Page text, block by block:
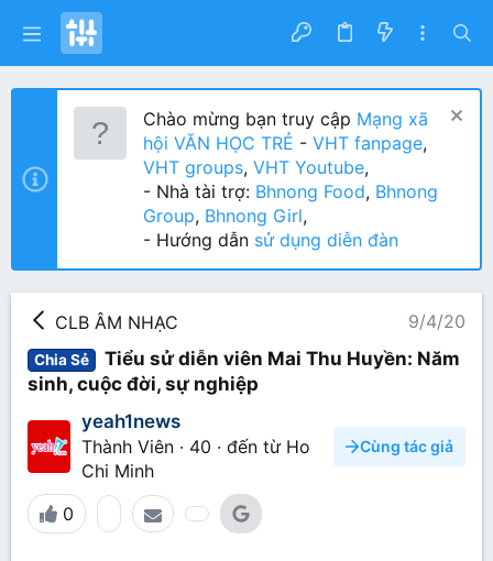
Chào mừng bạn truy cập Mạng xã
hội VĂN HỌC TRẺ - VHT fanpage,
VHT groups, VHT Youtube,
- Nhà tài trợ: Bhnong Food, Bhnong
Group, Bhnong Girl,
- Hướng dẫn sử dụng diễn đàn
CLB ÂM NHẠC 9/4/20
Chia Sẻ
Tiểu sử diễn viên Mai Thu Huyền: Năm
sinh, cuộc đời, sự nghiệp
yeah1news
Thành Viên · 40 · đến từ Ho
Chi Minh
Cùng tác giả
0